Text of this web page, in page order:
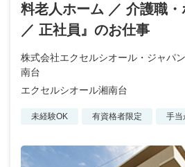
料老人ホーム ／ 介護職
／ 正社員』のお仕事
株式会社エクセルシオール・ジャ
南台
エクセルシオール湘南台
未経験OK 有資格者限定 手当